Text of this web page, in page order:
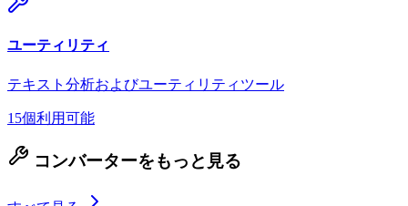
ユーティリティ
テキスト分析およびユーティリティツール
15個利用可能
コンバーターをもっと見る